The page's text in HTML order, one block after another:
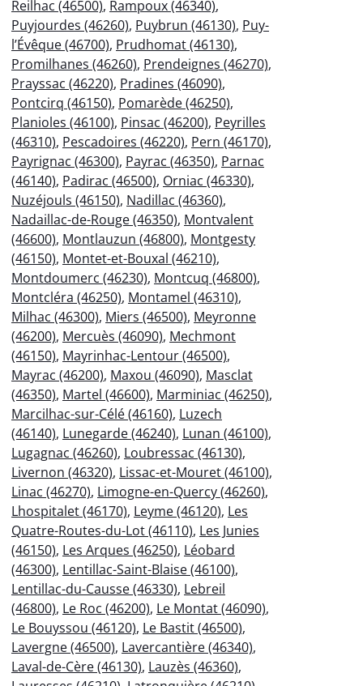
Reilhac (46500), Rampoux (46340),
Puyjourdes (46260), Puybrun (46130), Puy-
l’Évêque (46700), Prudhomat (46130),
Promilhanes (46260), Prendeignes (46270),
Prayssac (46220), Pradines (46090),
Pontcirq (46150), Pomarède (46250),
Planioles (46100), Pinsac (46200), Peyrilles
(46310), Pescadoires (46220), Pern (46170),
Payrignac (46300), Payrac (46350), Parnac
(46140), Padirac (46500), Orniac (46330),
Nuzéjouls (46150), Nadillac (46360),
Nadaillac-de-Rouge (46350), Montvalent
(46600), Montlauzun (46800), Montgesty
(46150), Montet-et-Bouxal (46210),
Montdoumerc (46230), Montcuq (46800),
Montcléra (46250), Montamel (46310),
Milhac (46300), Miers (46500), Meyronne
(46200), Mercuès (46090), Mechmont
(46150), Mayrinhac-Lentour (46500),
Mayrac (46200), Maxou (46090), Masclat
(46350), Martel (46600), Marminiac (46250),
Marcilhac-sur-Célé (46160), Luzech
(46140), Lunegarde (46240), Lunan (46100),
Lugagnac (46260), Loubressac (46130),
Livernon (46320), Lissac-et-Mouret (46100),
Linac (46270), Limogne-en-Quercy (46260),
Lhospitalet (46170), Leyme (46120), Les
Quatre-Routes-du-Lot (46110), Les Junies
(46150), Les Arques (46250), Léobard
(46300), Lentillac-Saint-Blaise (46100),
Lentillac-du-Causse (46330), Lebreil
(46800), Le Roc (46200), Le Montat (46090),
Le Bouyssou (46120), Le Bastit (46500),
Lavergne (46500), Lavercantière (46340),
Laval-de-Cère (46130), Lauzès (46360),